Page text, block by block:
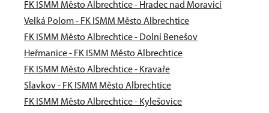
FK ISMM Město Albrechtice - Hradec nad Moravicí
Velká Polom - FK ISMM Město Albrechtice
FK ISMM Město Albrechtice - Dolní Benešov
Heřmanice - FK ISMM Město Albrechtice
FK ISMM Město Albrechtice - Kravaře
Slavkov - FK ISMM Město Albrechtice
FK ISMM Město Albrechtice - Kylešovice